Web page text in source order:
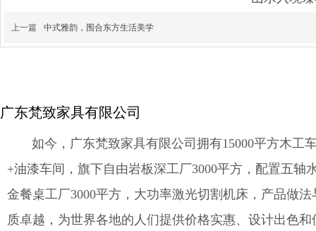
上一篇 中式雅韵，围合东方生活美学
广东梵致家具有限公司
如今，广东梵致家具有限公司拥有15000平方木工
+油漆车间，旗下自由岩板深工厂3000平方，配置五轴
金餐桌工厂3000平方，大功率激光切割机床，产品做
质卓越，为世界各地的人们提供价格实惠、设计出色